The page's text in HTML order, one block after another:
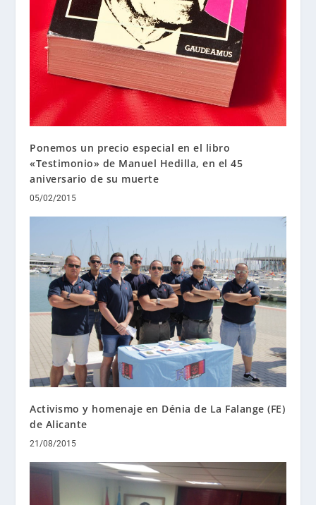
Ponemos un precio especial en el libro
«Testimonio» de Manuel Hedilla, en el 45
aniversario de su muerte
05/02/2015
Activismo y homenaje en Dénia de La Falange (FE)
de Alicante
21/08/2015